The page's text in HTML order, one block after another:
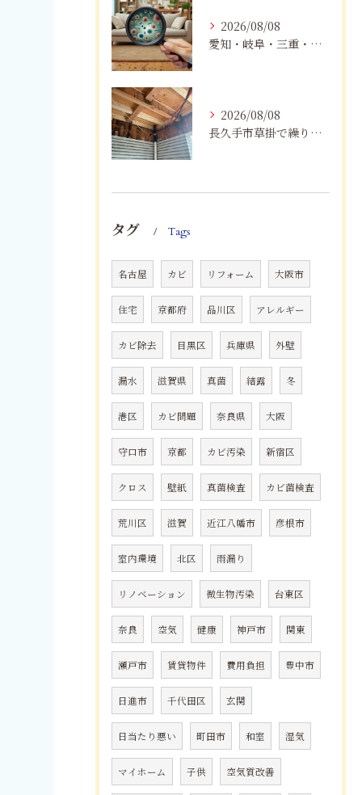
2026/08/08
愛知・岐阜・三重・静岡で真菌（カビ）による健康被害にお悩みの方へ｜室内環境改善とMIST工法®による専門対策
2026/08/08
長久手市草掛で繰り返すカビにお困りの方へ｜原因から解決策まで紹介
タグ Tags
名古屋 カビ リフォーム 大阪市
住宅 京都府 品川区 アレルギー
カビ除去 目黒区 兵庫県 外壁
漏水 滋賀県 真菌 結露 冬
港区 カビ問題 奈良県 大阪
守口市 京都 カビ汚染 新宿区
クロス 壁紙 真菌検査 カビ菌検査
荒川区 滋賀 近江八幡市 彦根市
室内環境 北区 雨漏り
リノベーション 微生物汚染 台東区
奈良 空気 健康 神戸市 関東
瀬戸市 賃貸物件 費用負担 豊中市
日進市 千代田区 玄関
日当たり悪い 町田市 和室 湿気
マイホーム 子供 空気質改善